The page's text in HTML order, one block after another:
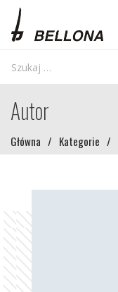
Autor
Główna / Kategorie /